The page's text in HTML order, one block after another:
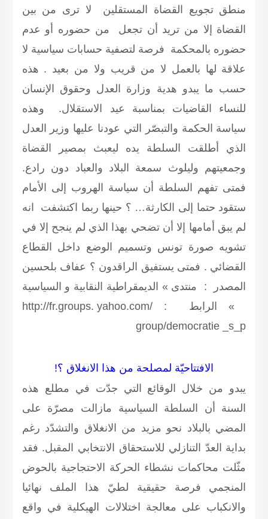
منطق تجويع القضاة المستقلين لا ترى من بين
القضاة إلا من تريد أن تجعل من حضوره أو عدم
حضوره بالمحكمة فرصة لتصفية حسابات سياسية لا
علاقة لها بالعمل لا من قريب ولا من بعيد . هذه
حسب ما يبدو هدية وزارة العدل وحقوق الإنسان
للنساء القاضيات بمناسبة عيد الاستقلال. وهذه
سياسة الحكمة والتبصّر التي عودنا عليها وزير العدل
الذي أطلقت السلطة يده ليعبث بمصير القضاة
وجمعيتهم وليلوث سمعة البلاد والعباد دون رادع.
فمتى تفهم السلطة أن سياسة الهروب إلى الأمام
ستقود حتما إلى الكارثة… ؟ حينها ربما اكتشفت انه
لم يبق أمامها إلا أن تضحي بهذا الذي لم ينجح إلا في
تشويه صورة تونس وتسميم الوضع داخل القطاع
القضائي . فمتى يستفيق الراقدون ؟ عفاف بلحسين
المصدر : منتدى » الديمقراطية النقابية و السياسية
»
الرابط : http://fr.groups. yahoo.com/
group/democratie _s_p
الافتتاحيّة لمصلحة من هذا الانغلاق ؟!
يبدو من خلال الوقائع التي جدّت في مطلع هذه
السنة أن السلطة السياسية مازالت مصرّة على
المضي بالبلاد نحو مزيد من الانغلاق والتشدّد رغم
بداية العدّ التنازلي للاستحقاق الانتخابي المقبل. فقد
مثّلت محاكمات نشطاء الحركة الاحتجاجية بالحوض
المنجمي فرصة حقيقية لطيّ هذا الملف نهائيا
والانكباب على معالجة اختلالات الهيكلية في واقع